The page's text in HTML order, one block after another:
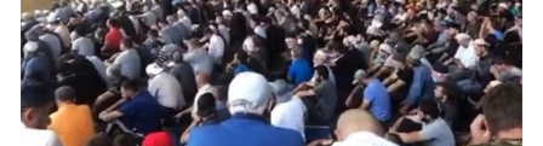
ЗАСТАВЛЯЕТ
КАВКАЗ ЗА ПАЛЕСТИНУ
ИНАКОМЫСЛИЕ В ЧЕЧНЕ
ПРЕСЛЕДОВАНИЕ АКТИВИСТОВ
МОБИЛИЗАЦИЯ И ПРОТЕСТЫ
Дагестан
Ингушетия
Кабардино-Балкария
Калмыкия